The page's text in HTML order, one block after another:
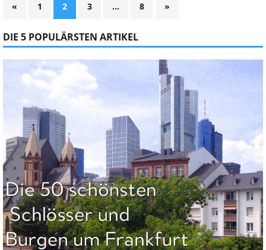
« 1 2 3 … 8 »
DIE 5 POPULÄRSTEN ARTIKEL